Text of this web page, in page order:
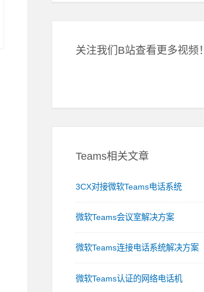
关注我们B站查看更多视频！
Teams相关文章
3CX对接微软Teams电话系统
微软Teams会议室解决方案
微软Teams连接电话系统解决方案
微软Teams认证的网络电话机